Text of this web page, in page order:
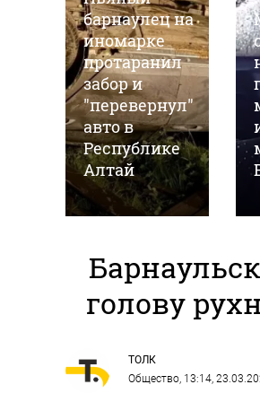
барнаулец на
иномарке
протаранил
забор и
"перевернул"
авто в
Республике
Алтай
голову
ТОЛК
Общество, 13:14,